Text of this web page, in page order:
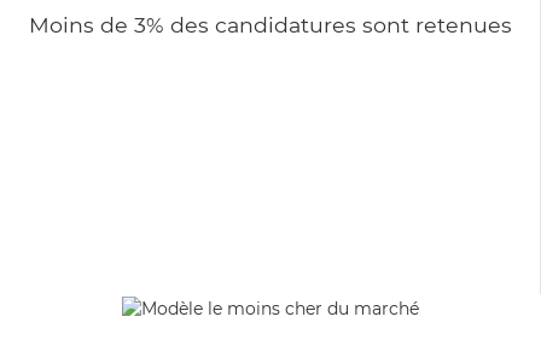
Moins de 3% des candidatures sont retenues